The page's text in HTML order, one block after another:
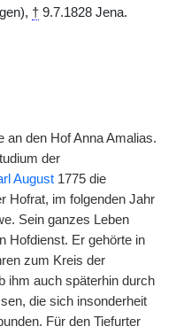
† 9.7.1828 Jena.
an den Hof Anna Amalias.
der
August 1775 die
Hofrat, im folgenden Jahr
Sein ganzes Leben
Hofdienst. Er gehörte in
zum Kreis der
ihm auch späterhin durch
die sich insonderheit
Für den Tiefurter